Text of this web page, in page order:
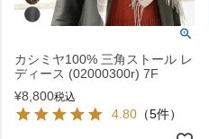
カシミヤ100% 三角ストール レ
ディース (02000300r) 7F
¥8,800税込
4.80 （5件）